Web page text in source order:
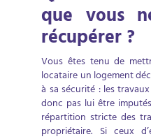
que vous
récupérer ?
Vous êtes tenu de
locataire un logement
à sa sécurité : les
donc pas lui être
répartition stricte des
propriétaire. Si ceux